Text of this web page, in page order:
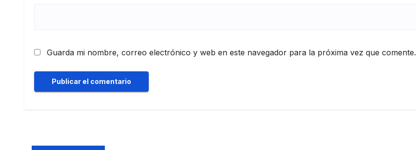
Guarda mi nombre, correo electrónico y web en este navegador para la próxima vez que comente.